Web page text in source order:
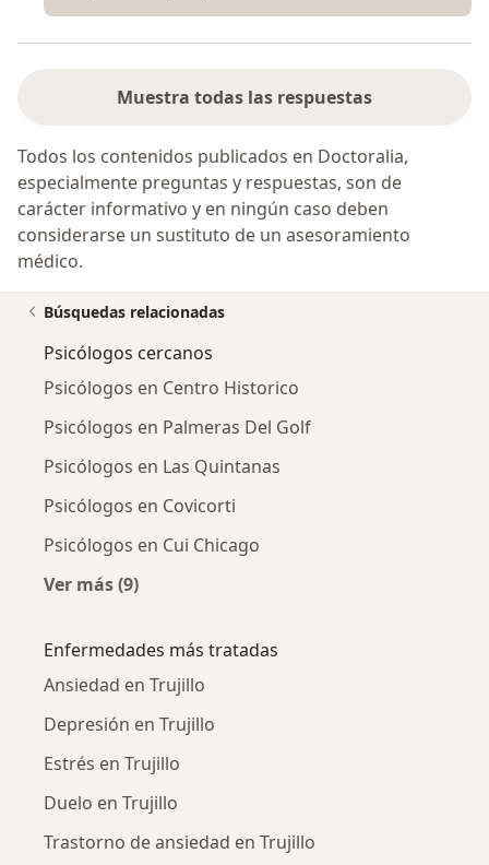
Muestra todas las respuestas
Todos los contenidos publicados en Doctoralia,
especialmente preguntas y respuestas, son de
carácter informativo y en ningún caso deben
considerarse un sustituto de un asesoramiento
médico.
Búsquedas relacionadas
Psicólogos cercanos
Psicólogos en Centro Historico
Psicólogos en Palmeras Del Golf
Psicólogos en Las Quintanas
Psicólogos en Covicorti
Psicólogos en Cui Chicago
Ver más (9)
Enfermedades más tratadas
Ansiedad en Trujillo
Depresión en Trujillo
Estrés en Trujillo
Duelo en Trujillo
Trastorno de ansiedad en Trujillo